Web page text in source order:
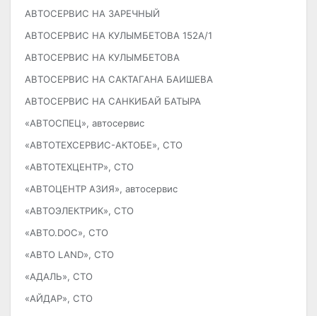
АВТОСЕРВИС НА ЗАРЕЧНЫЙ
АВТОСЕРВИС НА КУЛЫМБЕТОВА 152А/1
АВТОСЕРВИС НА КУЛЫМБЕТОВА
АВТОСЕРВИС НА САКТАГАНА БАИШЕВА
АВТОСЕРВИС НА САНКИБАЙ БАТЫРА
«АВТОСПЕЦ», автосервис
«АВТОТЕХСЕРВИС-АКТОБЕ», СТО
«АВТОТЕХЦЕНТР», СТО
«АВТОЦЕНТР АЗИЯ», автосервис
«АВТОЭЛЕКТРИК», СТО
«АВТО.DOC», СТО
«АВТО LAND», СТО
«АДАЛЬ», СТО
«АЙДАР», СТО